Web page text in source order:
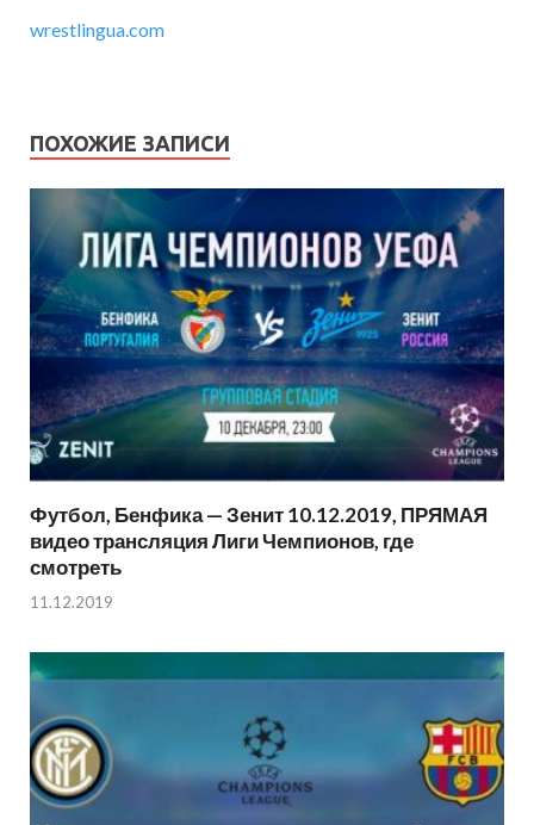
wrestlingua.com
ПОХОЖИЕ ЗАПИСИ
Футбол, Бенфика — Зенит 10.12.2019, ПРЯМАЯ
видео трансляция Лиги Чемпионов, где
смотреть
11.12.2019